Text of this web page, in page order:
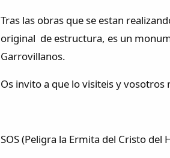
Tras las obras que se estan
original de estructura, es un
Garrovillanos.
Os invito a que lo visiteis y
Un
SOS (Peligra la Ermita del Cristo del